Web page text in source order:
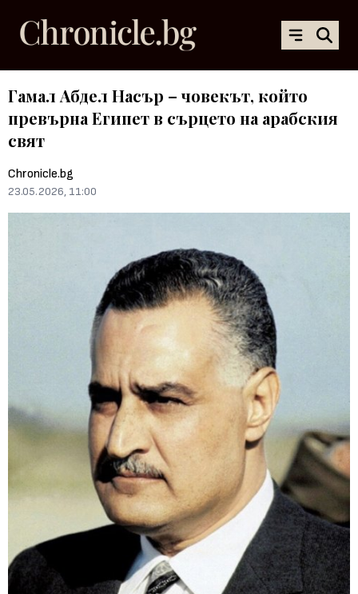
Гамал Абдел Насър – човекът, който
превърна Египет в сърцето на арабския
свят
Chronicle.bg
23.05.2026, 11:00